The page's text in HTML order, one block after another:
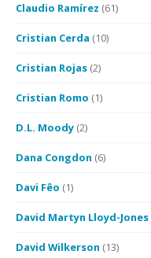
Claudio Ramírez (61)
Cristian Cerda (10)
Cristian Rojas (2)
Cristian Romo (1)
D.L. Moody (2)
Dana Congdon (6)
Davi Fêo (1)
David Martyn Lloyd-Jones
David Wilkerson (13)